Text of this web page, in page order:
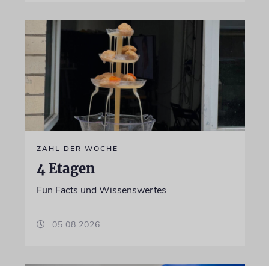
ZAHL DER WOCHE
4 Etagen
Fun Facts und Wissenswertes
05.08.2026